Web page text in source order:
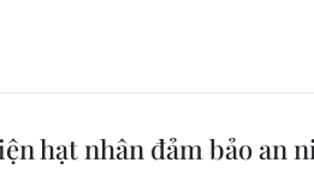
hạt nhân đảm bảo an